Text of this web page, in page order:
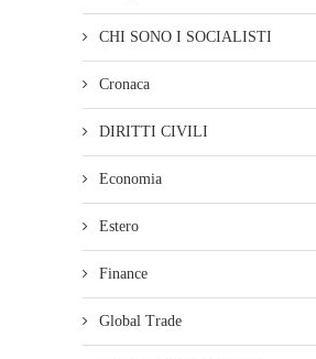
CHI SONO I SOCIALISTI
Cronaca
DIRITTI CIVILI
Economia
Estero
Finance
Global Trade